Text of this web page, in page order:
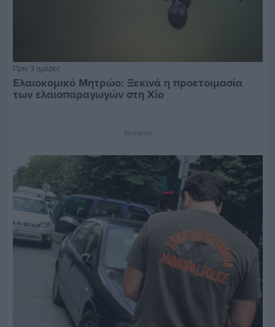
Πριν 3 ημέρες
Ελαιοκομικό Μητρώο: Ξεκινά η προετοιμασία
των ελαιοπαραγωγών στη Χίο
Διαφήμιση